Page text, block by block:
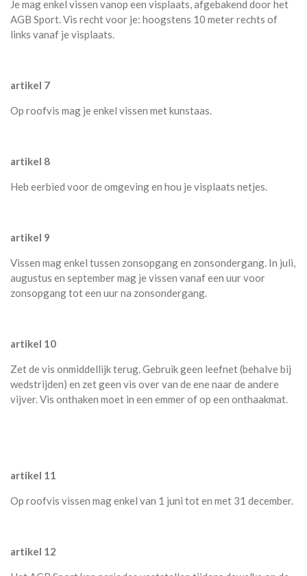
Je mag enkel vissen vanop een visplaats, afgebakend door het
AGB Sport. Vis recht voor je: hoogstens 10 meter rechts of
links vanaf je visplaats.
artikel 7
Op roofvis mag je enkel vissen met kunstaas.
artikel 8
Heb eerbied voor de omgeving en hou je visplaats netjes.
artikel 9
Vissen mag enkel tussen zonsopgang en zonsondergang. In juli,
augustus en september mag je vissen vanaf een uur voor
zonsopgang tot een uur na zonsondergang.
artikel 10
Zet de vis onmiddellijk terug. Gebruik geen leefnet (behalve bij
wedstrijden) en zet geen vis over van de ene naar de andere
vijver. Vis onthaken moet in een emmer of op een onthaakmat.
artikel 11
Op roofvis vissen mag enkel van 1 juni tot en met 31 december.
artikel 12